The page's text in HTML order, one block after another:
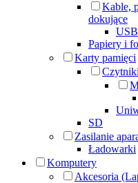
Kable,
dokujące
USB
Papiery i
Karty pamięci
SD
Zasilanie
Ładowarki
Komputery
Akcesoria